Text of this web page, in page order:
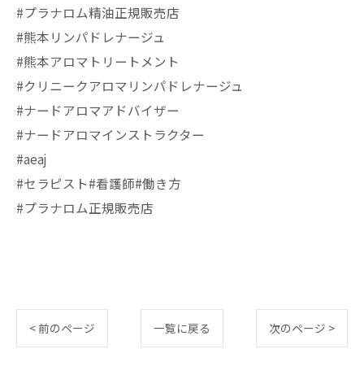
#プラナロム精油正規販売店
#熊本リンパドレナージュ
#熊本アロマトリートメント
#クリニークアロマリンパドレナージュ
#ナードアロマアドバイザー
#ナードアロマインストラクター
#aeaj
#セラピスト#看護師#働き方
#プラナロム正規販売店
< 前のページ 一覧に戻る 次のページ >